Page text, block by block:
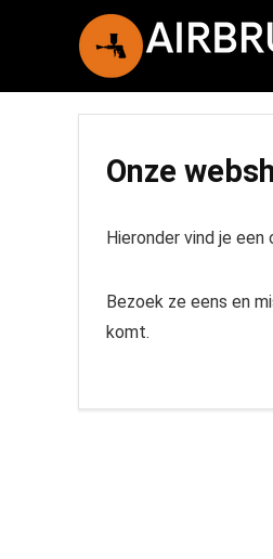
Onze
Hieronder vind je
Bezoek ze eens en
komt.